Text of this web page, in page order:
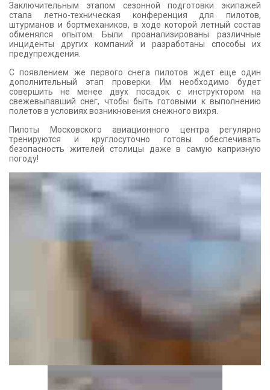
Заключительным этапом сезонной подготовки экипажей
стала летно-техническая конференция для пилотов,
штурманов и бортмехаников, в ходе которой летный состав
обменялся опытом. Были проанализированы различные
инциденты других компаний и разработаны способы их
предупреждения.
С появлением же первого снега пилотов ждет еще один
дополнительный этап проверки. Им необходимо будет
совершить не менее двух посадок с инструктором на
свежевыпавший снег, чтобы быть готовыми к выполнению
полетов в условиях возникновения снежного вихря.
Пилоты Московского авиационного центра регулярно
тренируются и круглосуточно готовы обеспечивать
безопасность жителей столицы даже в самую капризную
погоду!